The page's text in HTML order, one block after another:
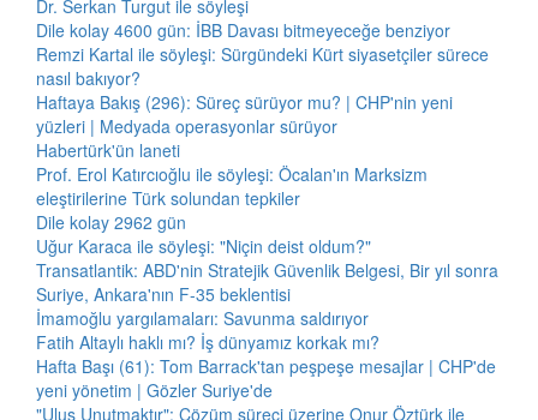
Dr. Serkan Turgut ile söyleşi
Dile kolay 4600 gün: İBB Davası bitmeyeceğe benziyor
Remzi Kartal ile söyleşi: Sürgündeki Kürt siyasetçiler sürece
nasıl bakıyor?
Haftaya Bakış (296): Süreç sürüyor mu? | CHP'nin yeni
yüzleri | Medyada operasyonlar sürüyor
Habertürk'ün laneti
Prof. Erol Katırcıoğlu ile söyleşi: Öcalan'ın Marksizm
eleştirilerine Türk solundan tepkiler
Dile kolay 2962 gün
Uğur Karaca ile söyleşi: "Niçin deist oldum?"
Transatlantik: ABD'nin Stratejik Güvenlik Belgesi, Bir yıl sonra
Suriye, Ankara'nın F-35 beklentisi
İmamoğlu yargılamaları: Savunma saldırıyor
Fatih Altaylı haklı mı? İş dünyamız korkak mı?
Hafta Başı (61): Tom Barrack'tan peşpeşe mesajlar | CHP'de
yeni yönetim | Gözler Suriye'de
"Ulus Unutmaktır": Çözüm süreci üzerine Onur Öztürk ile